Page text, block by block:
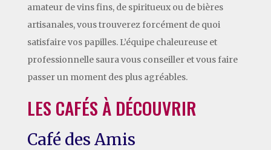
amateur de vins fins, de spiritueux ou de bières
artisanales, vous trouverez forcément de quoi
satisfaire vos papilles. L’équipe chaleureuse et
professionnelle saura vous conseiller et vous faire
passer un moment des plus agréables.
LES CAFÉS À DÉCOUVRIR
Café des Amis